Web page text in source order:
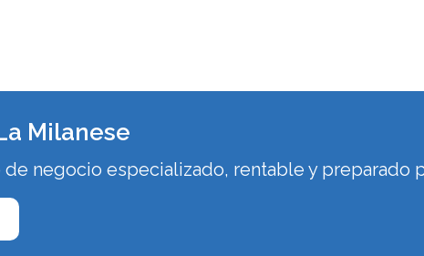
Milanese
negocio especializado, rentable y preparado